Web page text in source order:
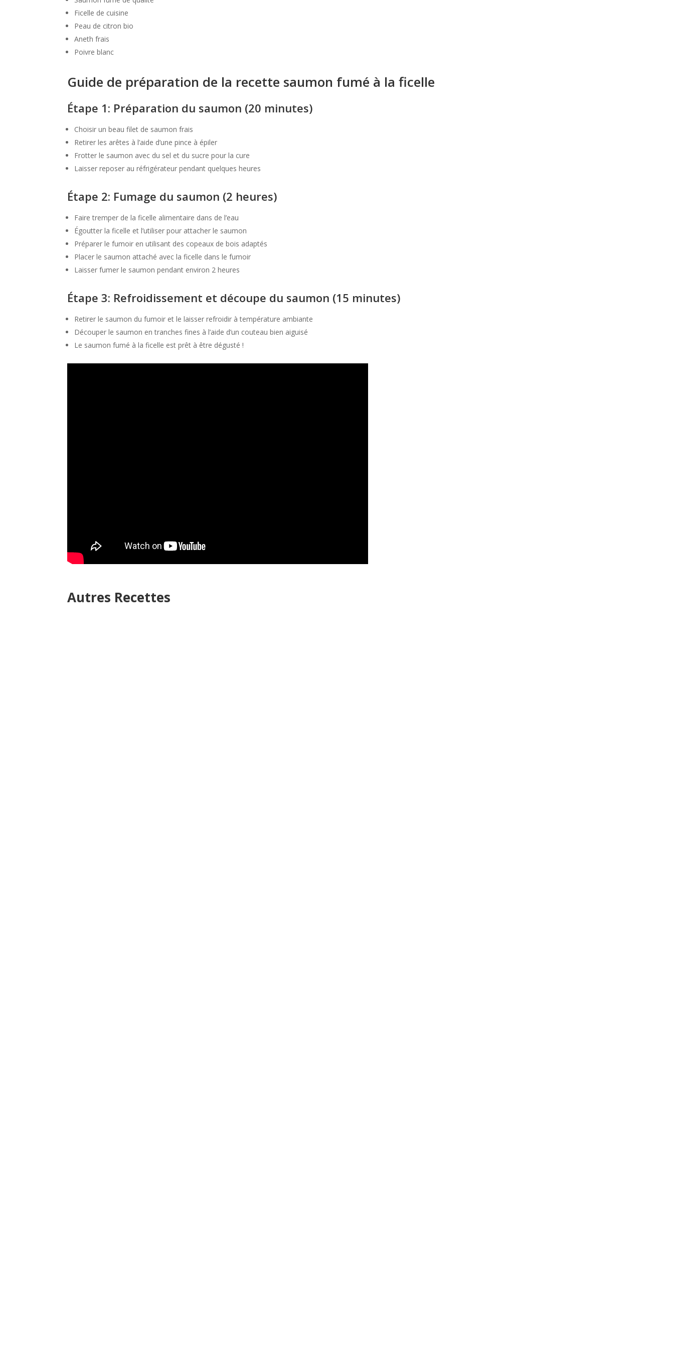
Ficelle de cuisine
Peau de citron bio
Aneth frais
Poivre blanc
Guide de préparation de la recette saumon fumé à la ficelle
Étape 1: Préparation du saumon (20 minutes)
Choisir un beau filet de saumon frais
Retirer les arêtes à l’aide d’une pince à épiler
Frotter le saumon avec du sel et du sucre pour la cure
Laisser reposer au réfrigérateur pendant quelques heures
Étape 2: Fumage du saumon (2 heures)
Faire tremper de la ficelle alimentaire dans de l’eau
Égoutter la ficelle et l’utiliser pour attacher le saumon
Préparer le fumoir en utilisant des copeaux de bois adaptés
Placer le saumon attaché avec la ficelle dans le fumoir
Laisser fumer le saumon pendant environ 2 heures
Étape 3: Refroidissement et découpe du saumon (15 minutes)
Retirer le saumon du fumoir et le laisser refroidir à température ambiante
Découper le saumon en tranches fines à l’aide d’un couteau bien aiguisé
Le saumon fumé à la ficelle est prêt à être dégusté !
Autres Recettes